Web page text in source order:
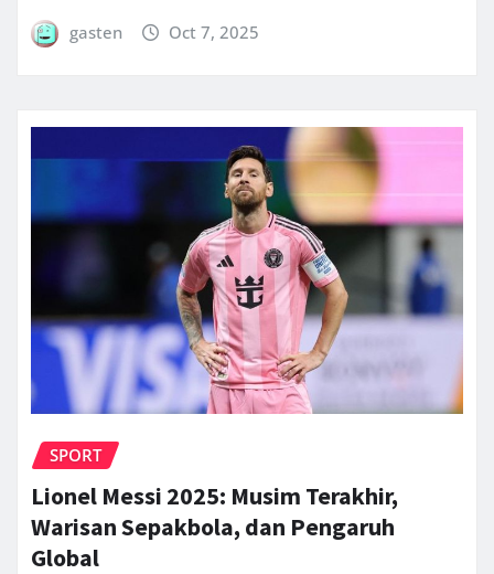
gasten Oct 7, 2025
SPORT
Lionel Messi 2025: Musim Terakhir,
Warisan Sepakbola, dan Pengaruh
Global